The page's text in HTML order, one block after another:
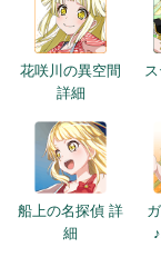
花咲川の異空間
詳細
船上の名探偵 詳
細